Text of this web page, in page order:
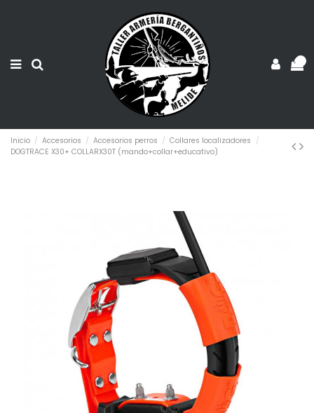
Inicio Accesorios Accesorios perros
Collares localizadores
DOGTRACE X30+ COLLARX30T (mando+collar+educativo)